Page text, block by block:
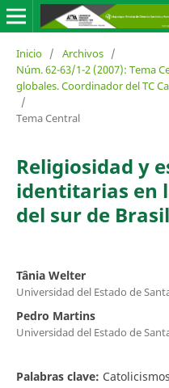
Inicio / Archivos /
Núm. 62-63/1-2 (2007): Tema
globales. Coordinador del TC
/
Tema Central
Religiosidad y
identitarias en
del sur de Brasil
Tânia Welter
Universidad del Estado de
Pedro Martins
Universidad del Estado de
Palabras clave: